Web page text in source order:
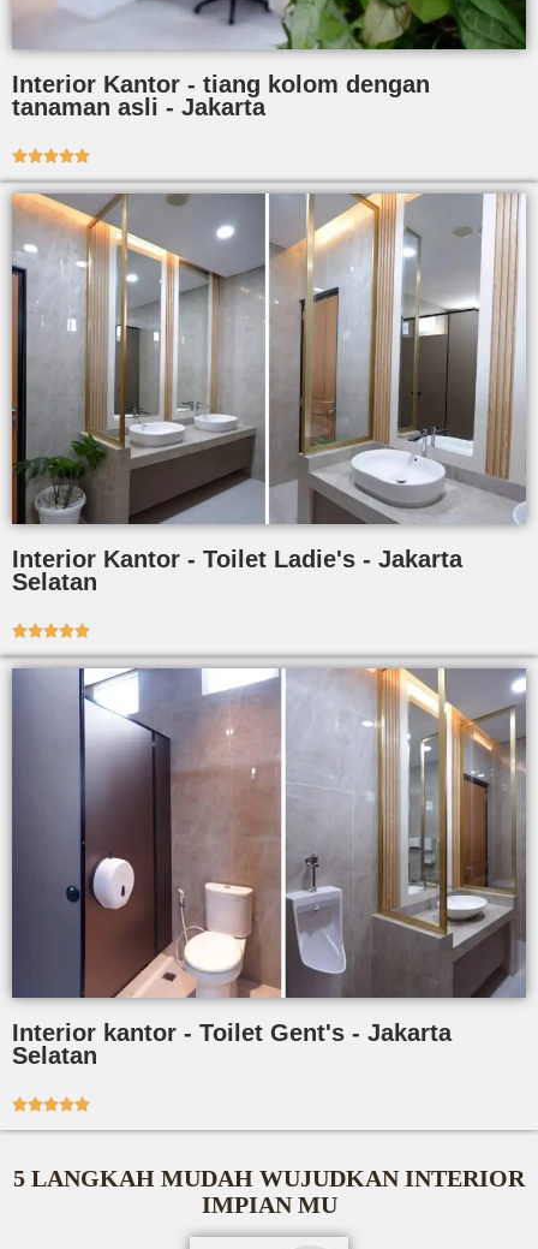
Interior Kantor - tiang kolom dengan
tanaman asli - Jakarta

Interior Kantor - Toilet Ladie's - Jakarta
Selatan

Interior kantor - Toilet Gent's - Jakarta
Selatan

5 LANGKAH MUDAH WUJUDKAN INTERIOR
IMPIAN MU